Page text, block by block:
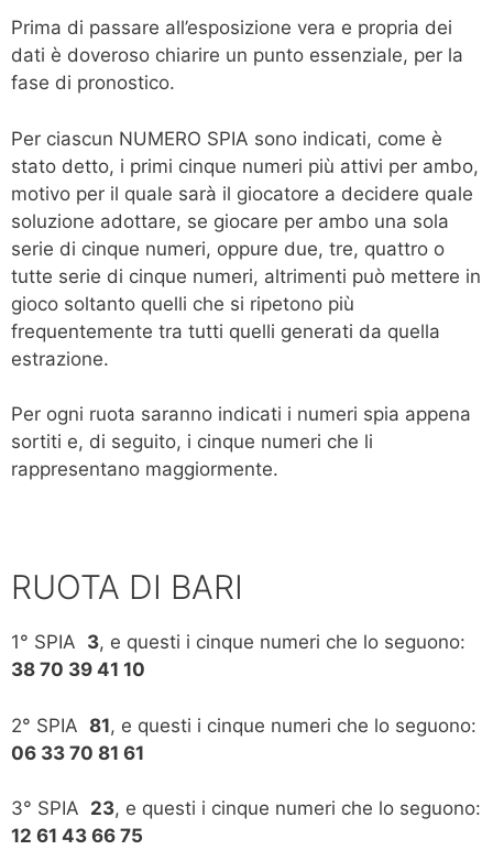
Prima di passare all’esposizione vera e propria dei
dati è doveroso chiarire un punto essenziale, per la
fase di pronostico.
Per ciascun NUMERO SPIA sono indicati, come è
stato detto, i primi cinque numeri più attivi per ambo,
motivo per il quale sarà il giocatore a decidere quale
soluzione adottare, se giocare per ambo una sola
serie di cinque numeri, oppure due, tre, quattro o
tutte serie di cinque numeri, altrimenti può mettere in
gioco soltanto quelli che si ripetono più
frequentemente tra tutti quelli generati da quella
estrazione.
Per ogni ruota saranno indicati i numeri spia appena
sortiti e, di seguito, i cinque numeri che li
rappresentano maggiormente.
RUOTA DI BARI
1° SPIA 3, e questi i cinque numeri che lo seguono:
38 70 39 41 10
2° SPIA 81, e questi i cinque numeri che lo seguono:
06 33 70 81 61
3° SPIA 23, e questi i cinque numeri che lo seguono:
12 61 43 66 75